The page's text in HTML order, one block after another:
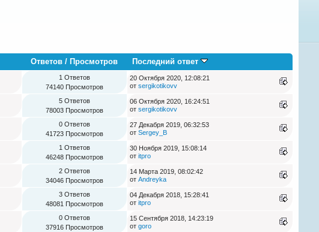
Ответов/ Просмотров Последний ответ
1 Ответов
74140 Просмотров
20 Октября 2020, 12:08:21
от sergikotikovv
5 Ответов
78003 Просмотров
06 Октября 2020, 16:24:51
от sergikotikovv
0 Ответов
41723 Просмотров
27 Декабря 2019, 06:32:53
от Sergey_B
1 Ответов
46248 Просмотров
30 Ноября 2019, 15:08:14
от itpro
2 Ответов
34046 Просмотров
14 Марта 2019, 08:02:42
от Andreyka
3 Ответов
48081 Просмотров
04 Декабря 2018, 15:28:41
от itpro
0 Ответов
37916 Просмотров
15 Сентября 2018, 14:23:19
от goro